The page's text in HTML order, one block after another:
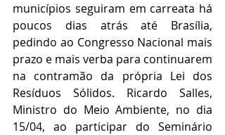
municípios seguiram em carreata há
poucos dias atrás até Brasília,
pedindo ao Congresso Nacional mais
prazo e mais verba para continuarem
na contramão da própria Lei dos
Resíduos Sólidos. Ricardo Salles,
Ministro do Meio Ambiente, no dia
15/04, ao participar do Seminário